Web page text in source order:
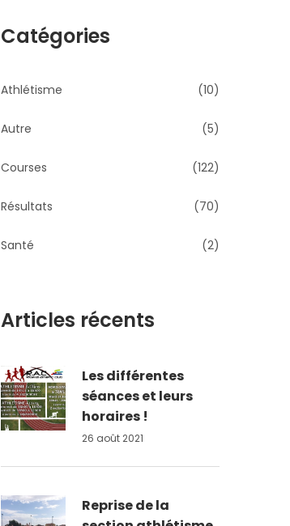
Catégories
Athlétisme (10)
Autre (5)
Courses (122)
Résultats (70)
Santé (2)
Articles récents
Les différentes
séances et leurs
horaires !
26 août 2021
Reprise de la